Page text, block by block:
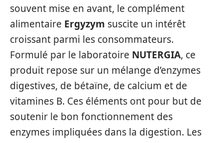
souvent mise en avant, le complément
alimentaire Ergyzym suscite un intérêt
croissant parmi les consommateurs.
Formulé par le laboratoire NUTERGIA, ce
produit repose sur un mélange d’enzymes
digestives, de bétaïne, de calcium et de
vitamines B. Ces éléments ont pour but de
soutenir le bon fonctionnement des
enzymes impliquées dans la digestion. Les